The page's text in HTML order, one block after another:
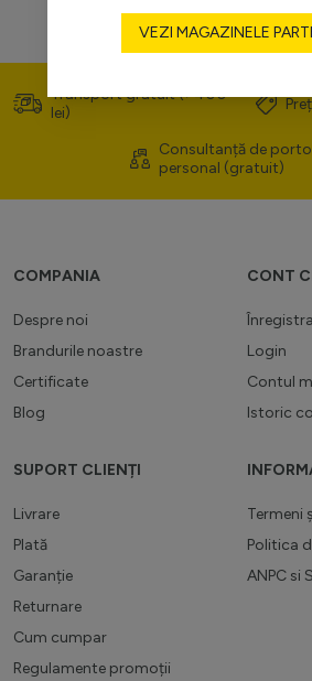
VEZI MAGAZINELE
Transport gratuit (>400
lei)
Consultanță de
personal (gratuit)
COMPANIA
Despre noi
Brandurile noastre
Certificate
Blog
CONT
Login
Contul
Istoric
SUPORT CLIENȚI
Livrare
Plată
Garanție
Returnare
Cum cumpar
Regulamente promoții
Termeni
Politica
ANPC si